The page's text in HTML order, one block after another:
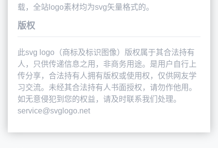
载，全站logo素材均为svg矢量格式的。
版权
此svg logo（商标及标识图像）版权属于其合法持有
人，只供传递信息之用，非商务用途。是用户自行上
传分享，合法持有人拥有版权或使用权，仅供网友学
习交流。未经其合法持有人书面授权，请勿作他用。
如无意侵犯到您的权益，请及时联系我们处理。
service@svglogo.net